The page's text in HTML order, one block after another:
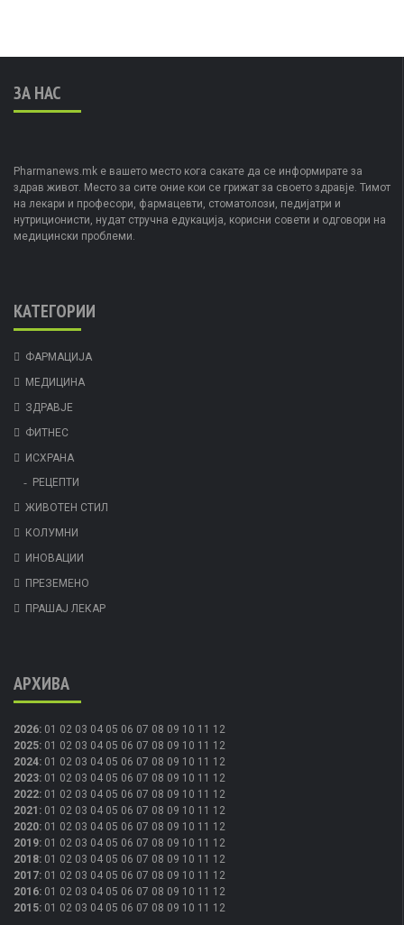
ЗА НАС
Pharmanews.mk е вашето место кога сакате да се информирате за
здрав живот. Место за сите оние кои се грижат за своето здравје. Тимот
на лекари и професори, фармацевти, стоматолози, педијатри и
нутриционисти, нудат стручна едукација, корисни совети и одговори на
медицински проблеми.
КАТЕГОРИИ
ФАРМАЦИЈА
МЕДИЦИНА
ЗДРАВЈЕ
ФИТНЕС
ИСХРАНА
РЕЦЕПТИ
ЖИВОТЕН СТИЛ
КОЛУМНИ
ИНОВАЦИИ
ПРЕЗЕМЕНО
ПРАШАЈ ЛЕКАР
АРХИВА
2026: 01 02 03 04 05 06 07 08 09 10 11 12
2025: 01 02 03 04 05 06 07 08 09 10 11 12
2024: 01 02 03 04 05 06 07 08 09 10 11 12
2023: 01 02 03 04 05 06 07 08 09 10 11 12
2022: 01 02 03 04 05 06 07 08 09 10 11 12
2021 : 01 02 03 04 05 06 07 08 09 10 11 12
2020: 01 02 03 04 05 06 07 08 09 10 11 12
2019: 01 02 03 04 05 06 07 08 09 10 11 12
2018: 01 02 03 04 05 06 07 08 09 10 11 12
2017: 01 02 03 04 05 06 07 08 09 10 11 12
2016: 01 02 03 04 05 06 07 08 09 10 11 12
2015: 01 02 03 04 05 06 07 08 09 10 11 12